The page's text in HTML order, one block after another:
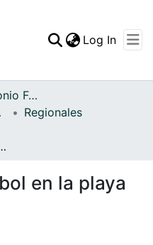
Statistics
Log In
Archivo del Patrimonio Fotográfico y Fílmico del Valle del Cauca
Regionales
playa de Piangüita
en la playa